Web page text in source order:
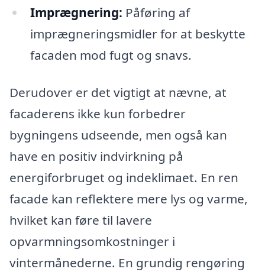
Imprægnering: Påføring af
imprægneringsmidler for at beskytte
facaden mod fugt og snavs.
Derudover er det vigtigt at nævne, at
facaderens ikke kun forbedrer
bygningens udseende, men også kan
have en positiv indvirkning på
energiforbruget og indeklimaet. En ren
facade kan reflektere mere lys og varme,
hvilket kan føre til lavere
opvarmningsomkostninger i
vintermånederne. En grundig rengøring